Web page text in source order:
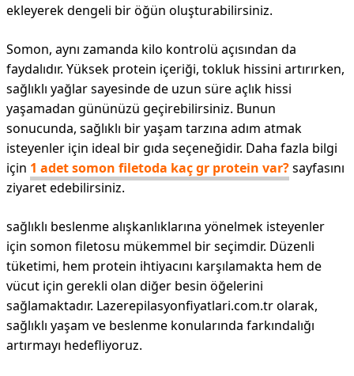
ekleyerek dengeli bir öğün oluşturabilirsiniz.
Somon, aynı zamanda kilo kontrolü açısından da
faydalıdır. Yüksek protein içeriği, tokluk hissini artırırken,
sağlıklı yağlar sayesinde de uzun süre açlık hissi
yaşamadan gününüzü geçirebilirsiniz. Bunun
sonucunda, sağlıklı bir yaşam tarzına adım atmak
isteyenler için ideal bir gıda seçeneğidir. Daha fazla bilgi
için 1 adet somon filetoda kaç gr protein var?sayfasını
ziyaret edebilirsiniz.
sağlıklı beslenme alışkanlıklarına yönelmek isteyenler
için somon filetosu mükemmel bir seçimdir. Düzenli
tüketimi, hem protein ihtiyacını karşılamakta hem de
vücut için gerekli olan diğer besin öğelerini
sağlamaktadır. Lazerepilasyonfiyatlari.com.tr olarak,
sağlıklı yaşam ve beslenme konularında farkındalığı
artırmayı hedefliyoruz.